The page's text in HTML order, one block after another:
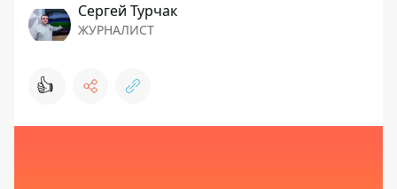
Сергей Турчак
ЖУРНАЛИСТ
👍